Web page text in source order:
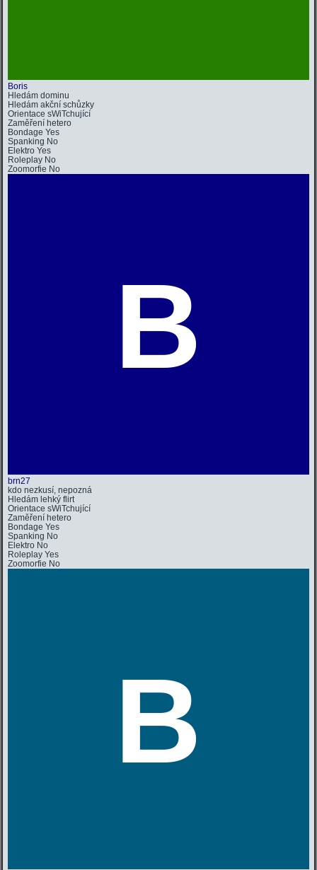
Boris
Hledám dominu
Hledám akční schůzky
Orientace sWiTchující
Zaměření hetero
Bondage Yes
Spanking No
Elektro Yes
Roleplay No
Zoomorfie No
B
brn27
kdo nezkusí, nepozná
Hledám lehký flirt
Orientace sWiTchující
Zaměření hetero
Bondage Yes
Spanking No
Elektro No
Roleplay Yes
Zoomorfie No
B